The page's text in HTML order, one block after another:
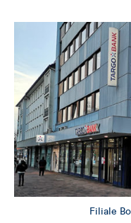
Filiale